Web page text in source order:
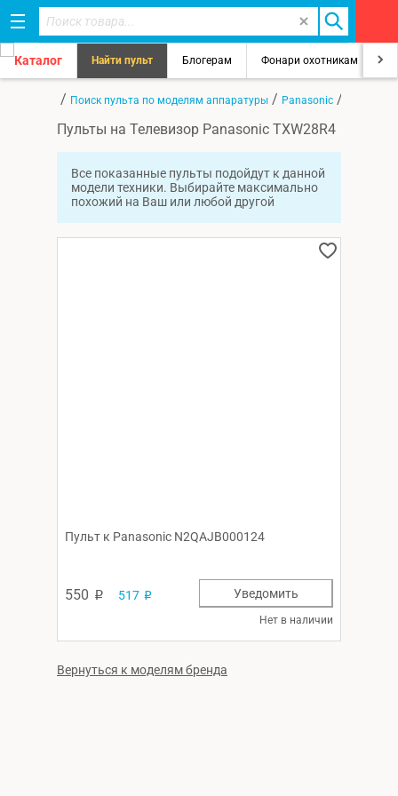
Каталог Найти пульт Блогерам Фонари охотникам
/ Поиск пульта по моделям аппаратуры / Panasonic /
Пульты на Телевизор Panasonic TXW28R4
Все показанные пульты подойдут к данной
модели техники. Выбирайте максимально
похожий на Ваш или любой другой
Пульт к Panasonic N2QAJB000124
550 p 517 p
Нет в наличии
Уведомить
Вернуться к моделям бренда